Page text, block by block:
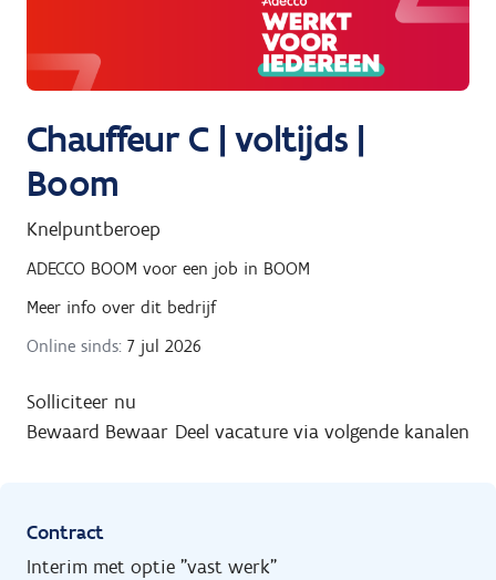
a
a
r
Chauffeur C | voltijds |
Boom
Knelpuntberoep
ADECCO BOOM voor een job in BOOM
Meer info over dit bedrijf
Online sinds: 7 jul 2026
Solliciteer nu
Bewaard Bewaar Deel vacature via volgende kanalen
Contract
Interim met optie "vast werk"